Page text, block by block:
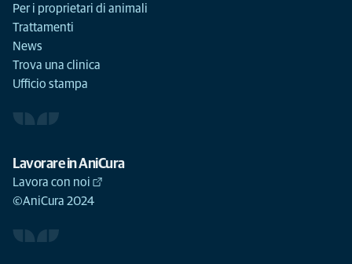
Per i proprietari di animali
Trattamenti
News
Trova una clinica
Ufficio stampa
Lavorare in AniCura
Lavora con noi
©AniCura 2024